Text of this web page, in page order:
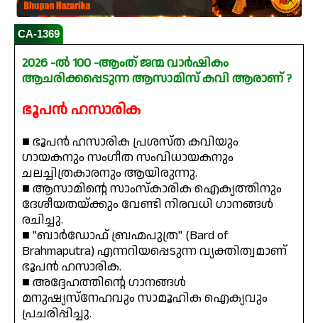
CA-1369
2026 -ൽ 100 -ആംത് ജന്മ വാർഷികം
ആചരിക്കപ്പെടുന്ന ആസാമിസ് കവി ആരാണ് ?
ഭൂപൻ ഹസാരിക
■ ഭൂപൻ ഹസാരിക പ്രശസ്ത കവിയും
ഗായകനും സംഗീത സംവിധായകനും
ചലച്ചിത്രകാരനും ആയിരുന്നു.
■ ആസാമിന്റെ സാംസ്കാരിക ഐക്യത്തിനും
ദേശീയതയ്‌ക്കും വേണ്ടി നിരവധി ഗാനങ്ങൾ
രചിച്ചു.
■ "ബാർഡോഫ് ബ്രഹ്മപുത്ര" (Bard of
Brahmaputra) എന്നറിയപ്പെടുന്ന വ്യക്തിത്വമാണ്
ഭൂപൻ ഹസാരിക.
■ അദ്ദേഹത്തിന്റെ ഗാനങ്ങൾ
മനുഷ്യസ്നേഹവും സാമൂഹിക ഐക്യവും
പ്രചരിപ്പിച്ചു.